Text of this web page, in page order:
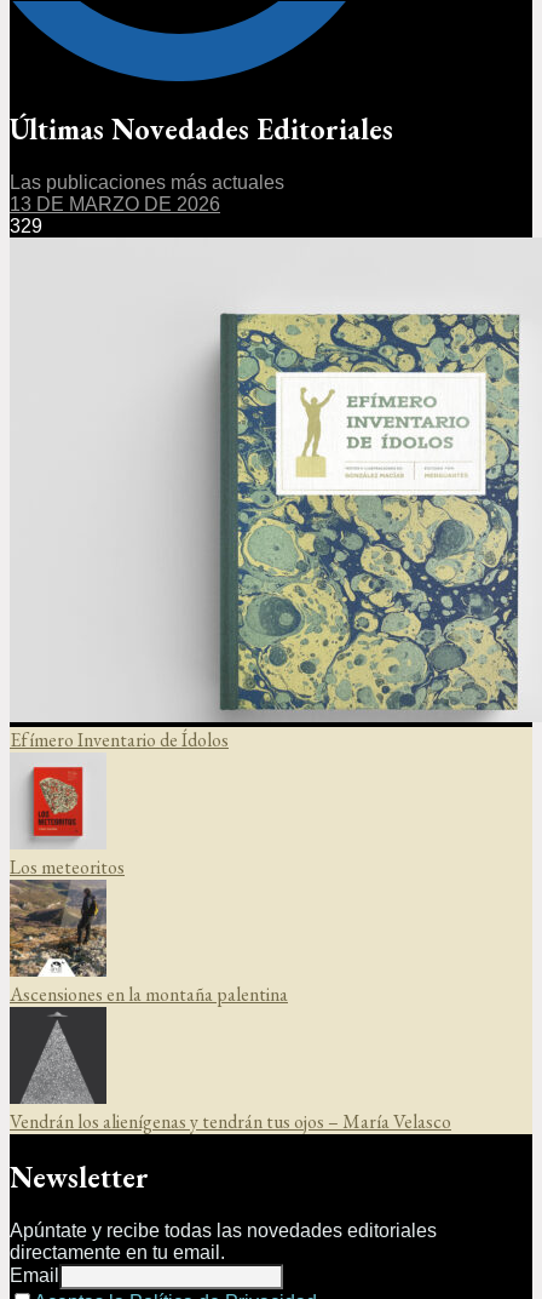
Últimas Novedades Editoriales
Las publicaciones más actuales
13 DE MARZO DE 2026
329
Efímero Inventario de Ídolos
Los meteoritos
Ascensiones en la montaña palentina
Vendrán los alienígenas y tendrán tus ojos – María Velasco
Newsletter
Apúntate y recibe todas las novedades editoriales
directamente en tu email.
Email